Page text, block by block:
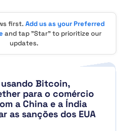
first. Add us as your Preferred
and tap "Star" to prioritize our
updates.
usando Bitcoin,
para o comércio
a China e a Índia
as sanções dos EUA